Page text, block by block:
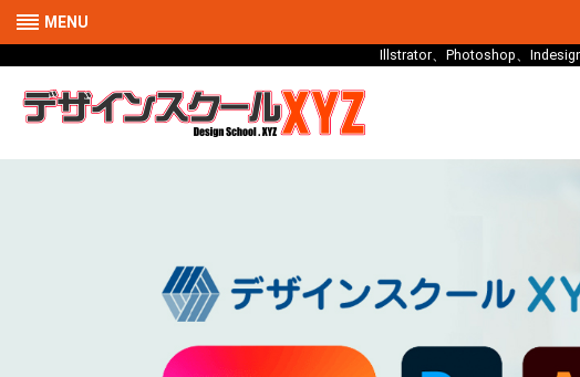
MENU
Illstrator、Photoshop、